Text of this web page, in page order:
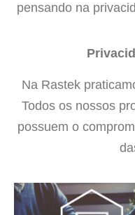
pensando na
Na Rastek
Todos os nossos
possuem o